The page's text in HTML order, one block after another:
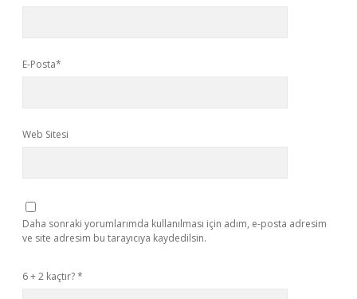
E-Posta*
Web Sitesi
Daha sonraki yorumlarımda kullanılması için adım, e-posta adresim
ve site adresim bu tarayıcıya kaydedilsin.
6 + 2 kaçtır?*